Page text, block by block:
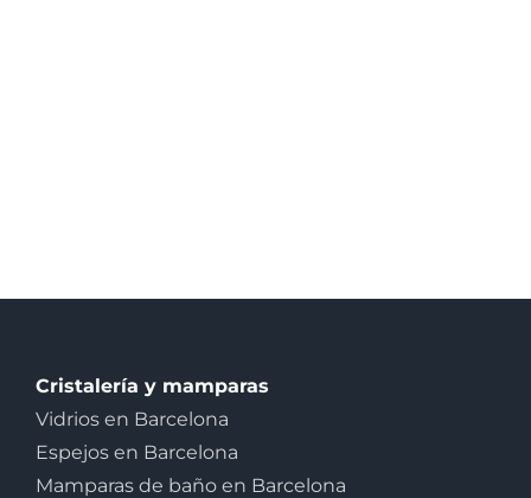
Cristalería y mamparas
Vidrios en Barcelona
Espejos en Barcelona
Mamparas de baño en Barcelona